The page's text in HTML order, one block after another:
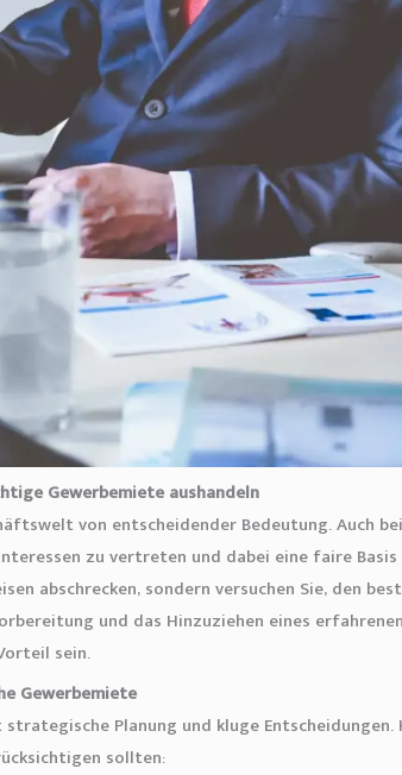
Gewerbemiete aushandeln
von entscheidender Bedeutung. Auch
zu vertreten und dabei eine faire Basis
abschrecken, sondern versuchen Sie, den
und das Hinzuziehen eines
sein.
Gewerbemiete
Planung und kluge Entscheidungen.
sollten: